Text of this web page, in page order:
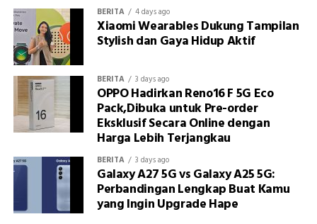
BERITA 4 days ago
Xiaomi Wearables Dukung Tampilan
Stylish dan Gaya Hidup Aktif
BERITA 3 days ago
OPPO Hadirkan Reno16 F 5G Eco
Pack,Dibuka untuk Pre-order
Eksklusif Secara Online dengan
Harga Lebih Terjangkau
BERITA 3 days ago
Galaxy A27 5G vs Galaxy A25 5G:
Perbandingan Lengkap Buat Kamu
yang Ingin Upgrade Hape